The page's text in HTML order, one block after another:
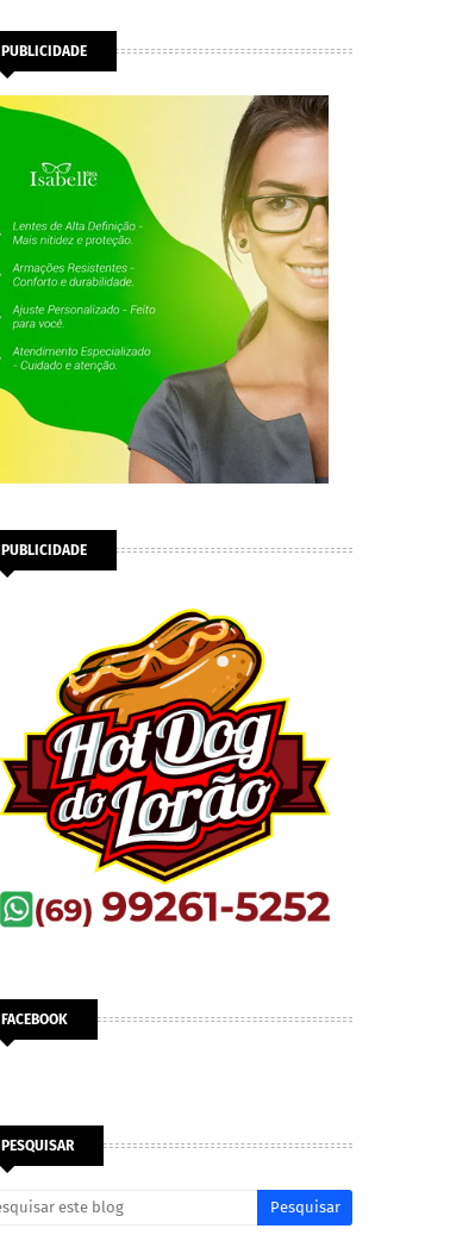
PUBLICIDADE
PUBLICIDADE
FACEBOOK
PESQUISAR